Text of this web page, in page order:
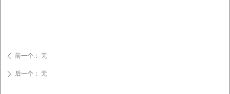
ꄴ 前一个： 无
ꄲ 后一个： 无